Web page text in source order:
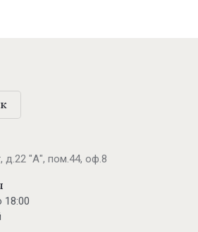
д.22 "А", пом.44, оф.8
18:00